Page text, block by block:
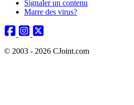
Signaler un contenu
Marre des virus?
© 2003 - 2026 CJoint.com